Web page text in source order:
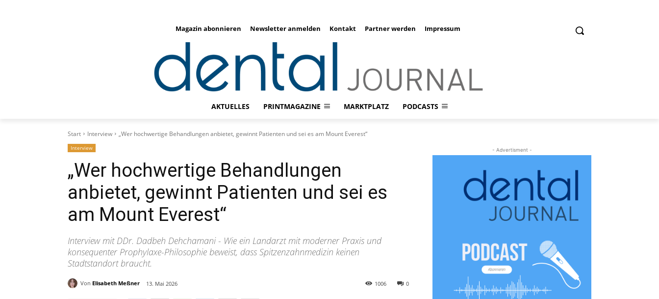
Magazin abonnieren Newsletter anmelden Kontakt Partner werden Impressum
AKTUELLES PRINTMAGAZINE MARKTPLATZ PODCASTS
Start Interview „Wer hochwertige Behandlungen anbietet, gewinnt Patienten und sei es am Mount Everest“
Interview
„Wer hochwertige Behandlungen
anbietet, gewinnt Patienten und sei es
am Mount Everest“
Interview mit DDr. Dadbeh Dehchamani - Wie ein Landarzt mit moderner Praxis und
konsequenter Prophylaxe-Philosophie beweist, dass Spitzenzahnmedizin keinen
Stadtstandort braucht.
Von Elisabeth Meßner 13. Mai 2026 0
1006
- Advertisment -